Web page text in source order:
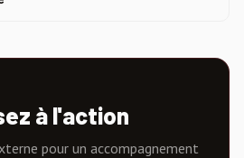
à l'action
pour un accompagnement